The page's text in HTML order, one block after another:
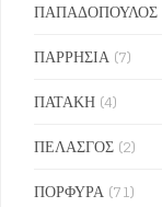
ΠΑΠΑΔΟΠΟΥΛΟΣ
ΠΑΡΡΗΣΙΑ (7)
ΠΑΤΑΚΗ (4)
ΠΕΛΑΣΓΟΣ (2)
ΠΟΡΦΥΡΑ (71)